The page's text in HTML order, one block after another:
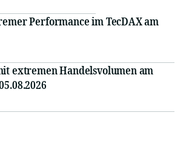
Performance im TecDAX am
extremen Handelsvolumen am